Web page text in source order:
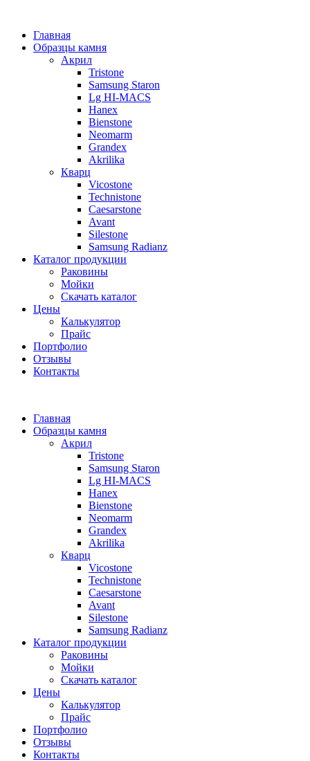
Главная
Образцы камня
Акрил
Tristone
Samsung Staron
Lg HI-MACS
Hanex
Bienstone
Neomarm
Grandex
Akrilika
Кварц
Vicostone
Technistone
Caesarstone
Avant
Silestone
Samsung Radianz
Каталог продукции
Раковины
Мойки
Скачать каталог
Цены
Калькулятор
Прайс
Портфолио
Отзывы
Контакты
Главная
Образцы камня
Акрил
Tristone
Samsung Staron
Lg HI-MACS
Hanex
Bienstone
Neomarm
Grandex
Akrilika
Кварц
Vicostone
Technistone
Caesarstone
Avant
Silestone
Samsung Radianz
Каталог продукции
Раковины
Мойки
Скачать каталог
Цены
Калькулятор
Прайс
Портфолио
Отзывы
Контакты